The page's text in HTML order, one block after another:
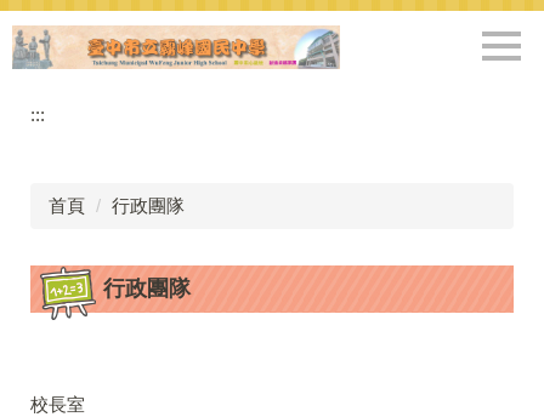
跳
到
主
:::
首頁 行政團隊
行政團隊
校長室